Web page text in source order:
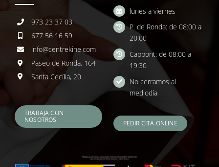
973 23 37 03
677 56 16 59
info@centrekine.com
Paseo de Ronda, 164
Santa Cecília, 20
TRABAJA CON
NOSOTROS
lunes a viernes
P. de Ronda: de 08:00 a
20:00
Cappont: de 08:00 a
19:30
No cerramos al
mediodía
PEDIR CITA ONLINE